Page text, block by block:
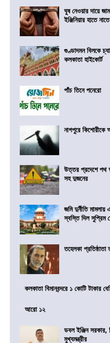
ঘুষ নেওয়ার দায়ে
ইঞ্জিনিয়ার হাতে
গুণ্ডাদমন বিলকে
কলকাতা হাইকোর্ট
পাঁচ তিনে পনেরো
নাগপুরে কিশোরীকে
উত্তর প্রদেশে পথ
সহ দুজনের
জমি দুর্নীতি
স্বস্তি দিল সুপ্রিম
তহেলকা
কলকাতা বিমানবন্দরে ১ কোটি টাকার
আরো ১২
ডবল ইঞ্জিন সরকার,
মুখ্যমন্ত্রীর